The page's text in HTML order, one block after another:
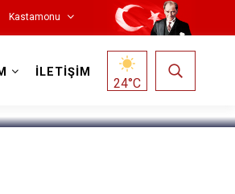
Kastamonu
İLETİŞİM
24°C